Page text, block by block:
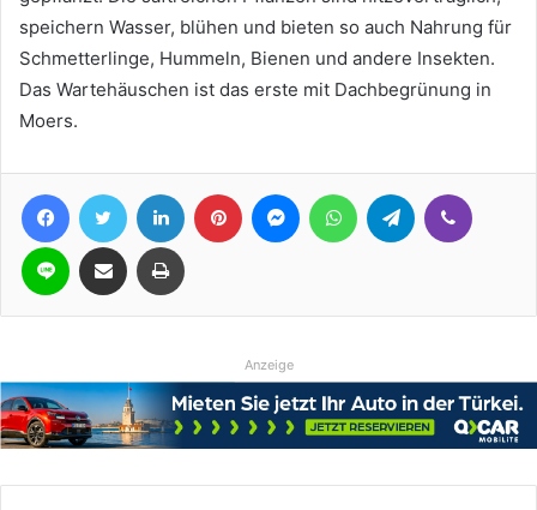
speichern Wasser, blühen und bieten so auch Nahrung für
Schmetterlinge, Hummeln, Bienen und andere Insekten.
Das Wartehäuschen ist das erste mit Dachbegrünung in
Moers.
FacebookTwitter LinkedIn Pinterest MessengerWhatsAppTelegram
Line Teile per E-Mail Drucken
Anzeige